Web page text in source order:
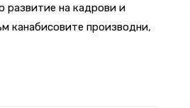
развитие на кадрови и
канабисовите производни,